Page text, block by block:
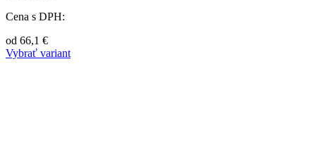
Cena s DPH:
od 66,1 €
Vybrať variant